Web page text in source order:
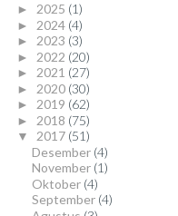
► 2025 (1)
► 2024 (4)
► 2023 (3)
► 2022 (20)
► 2021 (27)
► 2020 (30)
► 2019 (62)
► 2018 (75)
▼ 2017 (51)
Desember (4)
November (1)
Oktober (4)
September (4)